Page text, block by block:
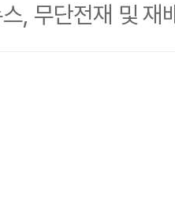
, 무단전재 및 재